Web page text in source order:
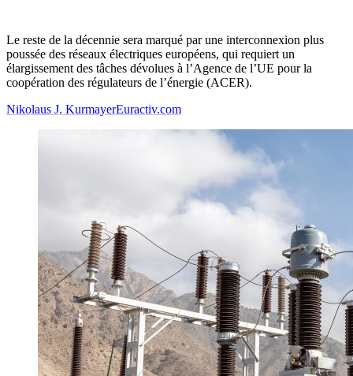
Le reste de la décennie sera marqué par une interconnexion plus
poussée des réseaux électriques européens, qui requiert un
élargissement des tâches dévolues à l’Agence de l’UE pour la
coopération des régulateurs de l’énergie (ACER).
Nikolaus J. KurmayerEuractiv.com